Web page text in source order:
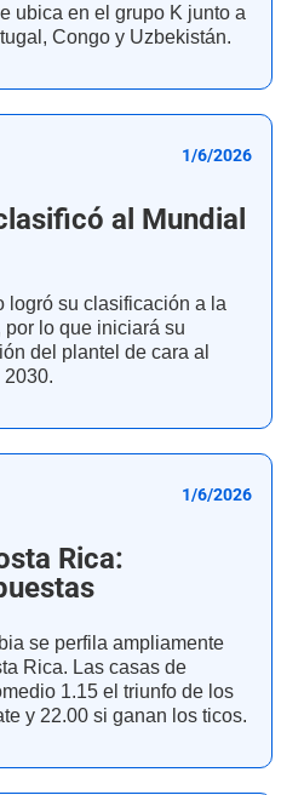
ubica en el grupo K junto a
Congo y Uzbekistán.
1/6/2026
al Mundial
logró su clasificación a la
lo que iniciará su
del plantel de cara al
1/6/2026
Rica:
se perfila ampliamente
Rica. Las casas de
1.15 el triunfo de los
y 22.00 si ganan los ticos.